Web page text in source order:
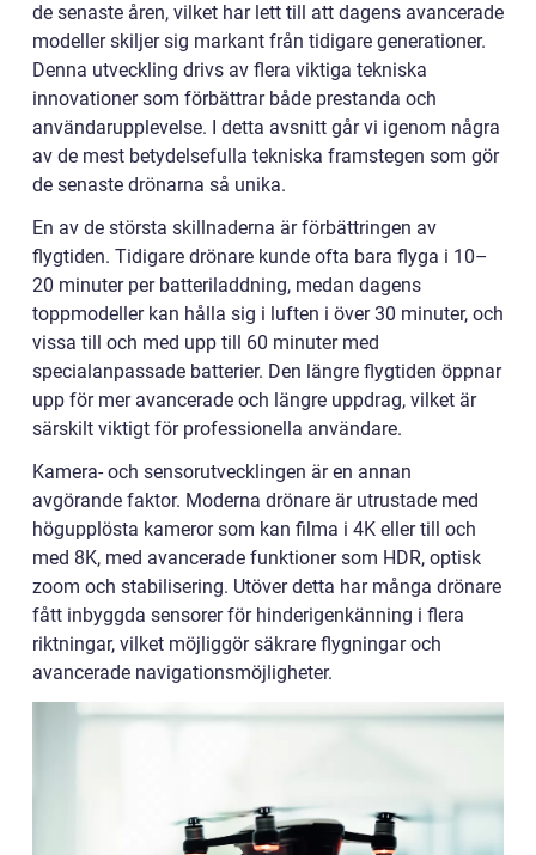
de senaste åren, vilket har lett till att dagens avancerade
modeller skiljer sig markant från tidigare generationer.
Denna utveckling drivs av flera viktiga tekniska
innovationer som förbättrar både prestanda och
användarupplevelse. I detta avsnitt går vi igenom några
av de mest betydelsefulla tekniska framstegen som gör
de senaste drönarna så unika.
En av de största skillnaderna är förbättringen av
flygtiden. Tidigare drönare kunde ofta bara flyga i 10–
20 minuter per batteriladdning, medan dagens
toppmodeller kan hålla sig i luften i över 30 minuter, och
vissa till och med upp till 60 minuter med
specialanpassade batterier. Den längre flygtiden öppnar
upp för mer avancerade och längre uppdrag, vilket är
särskilt viktigt för professionella användare.
Kamera- och sensorutvecklingen är en annan
avgörande faktor. Moderna drönare är utrustade med
högupplösta kameror som kan filma i 4K eller till och
med 8K, med avancerade funktioner som HDR, optisk
zoom och stabilisering. Utöver detta har många drönare
fått inbyggda sensorer för hinderigenkänning i flera
riktningar, vilket möjliggör säkrare flygningar och
avancerade navigationsmöjligheter.